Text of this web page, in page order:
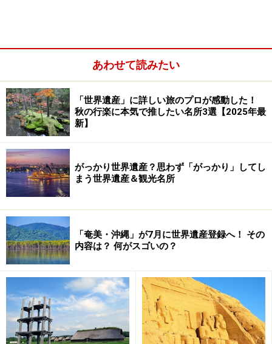
やがて太陽が傾いて岩石や礫（れき）の砂漠は黄からオ
レンジ、赤へとグラデートをはじめる。椅子に深く座り
込み、半分寝るようにして飽きもせずボケーっと砂漠を
眺めていると、いきなり赤い荒野の中に薄っすら霞がか
った柱が見えてくる。目を開き、焦点を合わせると、砂
漠一面に柱が立ち並び、その周囲をヤシの森が囲んでい
る。
あわせて読みたい
「世界遺産」に詳しい旅のプロが感動した！
秋の行楽に本気で推したい名所3選【2025年最
新】
がっかり世界遺産？思わず「がっかり」してし
まう世界遺産＆観光名所
「奄美・沖縄」が7月に世界遺産登録へ！ その
内容は？ 何がスゴいの？